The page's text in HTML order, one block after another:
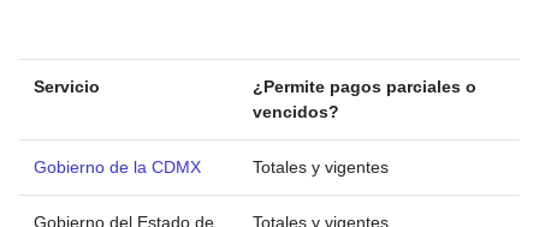
Servicio
¿Permite pagos parciales o
vencidos?
Gobierno de la CDMX Totales y vigentes
Gobierno del Estado de
Totales y vigentes